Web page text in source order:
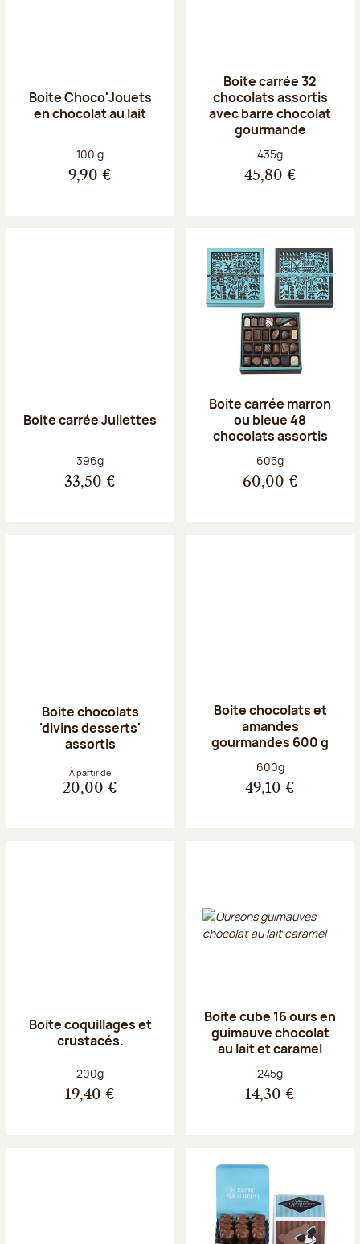
Boite Choco'Jouets
en chocolat au lait
Poids net :
100 g
9,90 €
Boite carrée 32
chocolats assortis
avec barre chocolat
gourmande
Poids net :
435g
45,80 €
Boite carrée Juliettes
Poids net :
396g
33,50 €
Boite carrée marron
ou bleue 48
chocolats assortis
Poids net :
605g
60,00 €
Boite chocolats
'divins desserts'
assortis
À partir de
20,00 €
Boite chocolats et
amandes
gourmandes 600 g
Poids net :
600g
49,10 €
Boite coquillages et
crustacés.
Poids net :
200g
19,40 €
Boite cube 16 ours en
guimauve chocolat
au lait et caramel
Poids net :
245g
14,30 €